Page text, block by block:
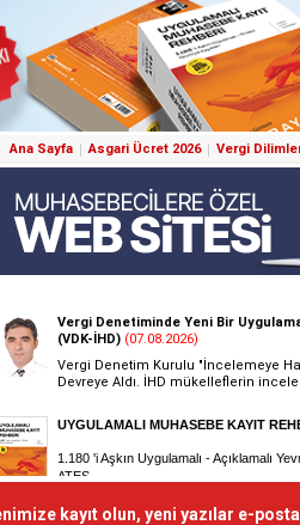
Ana Sayfa Asgari Ücret 2026 Vergi
kayıt olun, yeni yazılar e-